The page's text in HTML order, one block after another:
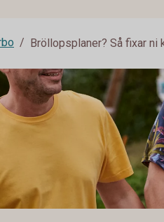
Bröllopsplaner? Så fixar ni